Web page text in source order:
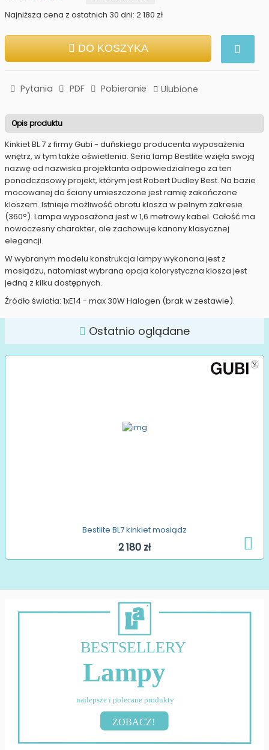
Najniższa cena z ostatnich 30 dni: 2 180 zł
DO KOSZYKA
Pytania PDF Pobieranie Ulubione
Opis produktu
Kinkiet BL 7 z firmy Gubi - duńskiego producenta wyposażenia
wnętrz, w tym także oświetlenia. Seria lamp Bestlite wzięła swoją
nazwę od nazwiska projektanta odpowiedzialnego za ten
ponadczasowy projekt, którym jest Robert Dudley Best. Na bazie
mocowanej do ściany umieszczone jest ramię zakończone
kloszem. Istnieje możliwość obrotu klosza w pelnym zakresie
(360°). Lampa wyposażona jest w 1,6 metrowy kabel. Całość ma
nowoczesny charakter, ale zachowuje kanony klasycznej
elegancji.
W wybranym modelu konstrukcja lampy wykonana jest z
mosiądzu, natomiast wybrana opcja kolorystyczna klosza jest
jedną z kilku dostępnych.
Źródło światła: 1xE14 - max 30W Halogen (brak w zestawie).
Ostatnio oglądane
Bestlite BL7 kinkiet mosiądz
2 180 zł
BESTSELLERY
Lampy
najlepsze i polecane produkty
ZOBACZ!